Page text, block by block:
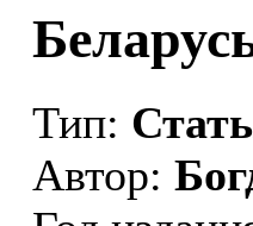
Тип:
Автор: